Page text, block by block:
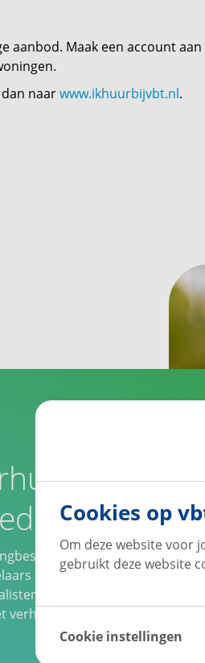
aanbod. Maak een account
naarwww.ikhuurbijvbt.nl.
van 20.000 woningen
een van de grootste
van Nederland. We hebben
verhuren en beheren van
Cookies op
Om deze website voor
gebruikt deze website
Cookie instellingen